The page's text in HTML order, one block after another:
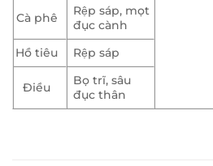
Cà phê
Rệp sáp, mọt
đục cành
Hồ tiêu
Rệp sáp
Điều
Bọ trĩ, sâu
đục thân